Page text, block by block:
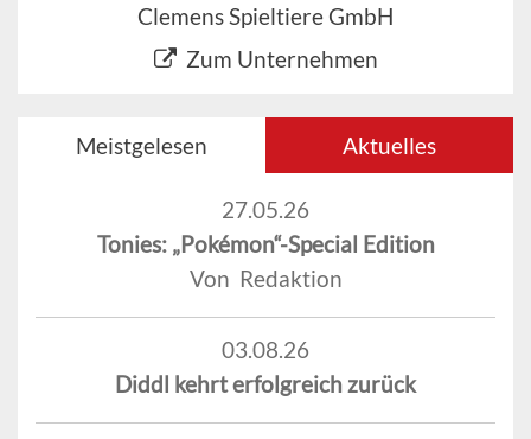
Clemens Spieltiere GmbH
Zum Unternehmen
Meistgelesen Aktuelles
27.05.26
Tonies: „Pokémon“-Special Edition
Von Redaktion
03.08.26
Diddl kehrt erfolgreich zurück